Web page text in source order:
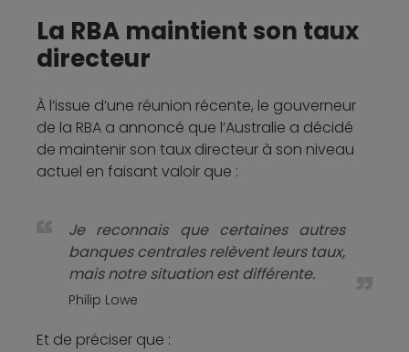
La RBA maintient son taux
directeur
À l’issue d’une réunion récente, le gouverneur
de la RBA a annoncé que l’Australie a décidé
de maintenir son taux directeur à son niveau
actuel en faisant valoir que :
Je reconnais que certaines autres
banques centrales relèvent leurs taux,
mais notre situation est différente.
Philip Lowe
Et de préciser que :